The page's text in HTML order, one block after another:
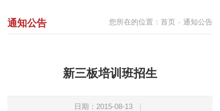
您所在的位置： 首页 - 通知公告
通知公告
新三板培训班招生
日期：2015-08-13 |